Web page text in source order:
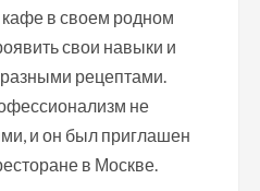
в своем родном
свои навыки и
рецептами.
не
и он был приглашен
в Москве.